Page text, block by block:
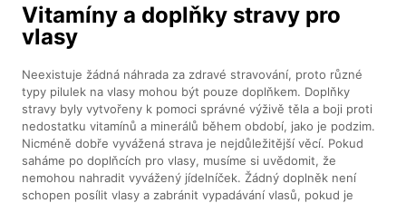
Vitamíny a doplňky stravy pro
vlasy
Neexistuje žádná náhrada za zdravé stravování, proto různé
typy pilulek na vlasy mohou být pouze doplňkem. Doplňky
stravy byly vytvořeny k pomoci správné výživě těla a boji proti
nedostatku vitamínů a minerálů během období, jako je podzim.
Nicméně dobře vyvážená strava je nejdůležitější věcí. Pokud
saháme po doplňcích pro vlasy, musíme si uvědomit, že
nemohou nahradit vyvážený jídelníček. Žádný doplněk není
schopen posílit vlasy a zabránit vypadávání vlasů, pokud je